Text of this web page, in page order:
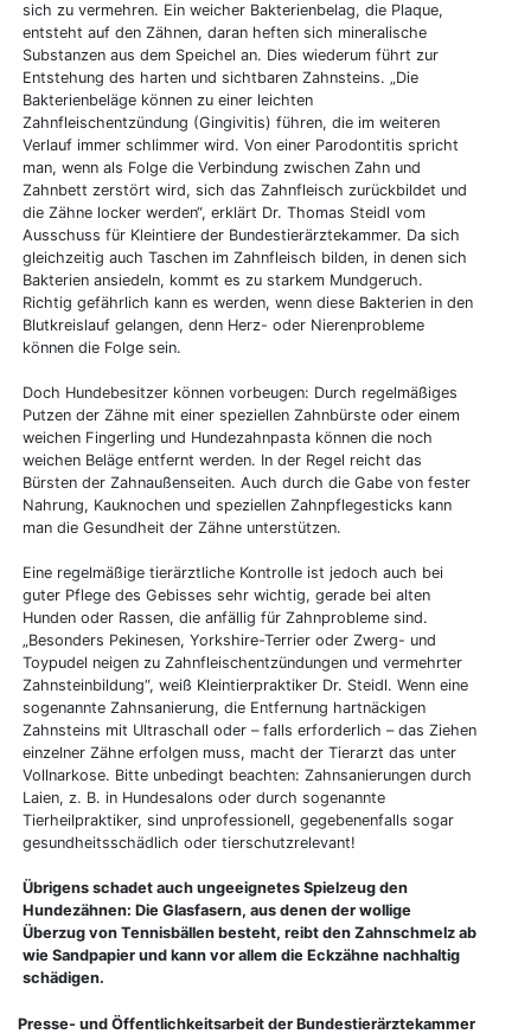
sich zu vermehren. Ein weicher Bakterienbelag, die Plaque,
entsteht auf den Zähnen, daran heften sich mineralische
Substanzen aus dem Speichel an. Dies wiederum führt zur
Entstehung des harten und sichtbaren Zahnsteins. „Die
Bakterienbeläge können zu einer leichten
Zahnfleischentzündung (Gingivitis) führen, die im weiteren
Verlauf immer schlimmer wird. Von einer Parodontitis spricht
man, wenn als Folge die Verbindung zwischen Zahn und
Zahnbett zerstört wird, sich das Zahnfleisch zurückbildet und
die Zähne locker werden“, erklärt Dr. Thomas Steidl vom
Ausschuss für Kleintiere der Bundestierärztekammer. Da sich
gleichzeitig auch Taschen im Zahnfleisch bilden, in denen sich
Bakterien ansiedeln, kommt es zu starkem Mundgeruch.
Richtig gefährlich kann es werden, wenn diese Bakterien in den
Blutkreislauf gelangen, denn Herz- oder Nierenprobleme
können die Folge sein.
Doch Hundebesitzer können vorbeugen: Durch regelmäßiges
Putzen der Zähne mit einer speziellen Zahnbürste oder einem
weichen Fingerling und Hundezahnpasta können die noch
weichen Beläge entfernt werden. In der Regel reicht das
Bürsten der Zahnaußenseiten. Auch durch die Gabe von fester
Nahrung, Kauknochen und speziellen Zahnpflegesticks kann
man die Gesundheit der Zähne unterstützen.
Eine regelmäßige tierärztliche Kontrolle ist jedoch auch bei
guter Pflege des Gebisses sehr wichtig, gerade bei alten
Hunden oder Rassen, die anfällig für Zahnprobleme sind.
„Besonders Pekinesen, Yorkshire-Terrier oder Zwerg- und
Toypudel neigen zu Zahnfleischentzündungen und vermehrter
Zahnsteinbildung“, weiß Kleintierpraktiker Dr. Steidl. Wenn eine
sogenannte Zahnsanierung, die Entfernung hartnäckigen
Zahnsteins mit Ultraschall oder – falls erforderlich – das Ziehen
einzelner Zähne erfolgen muss, macht der Tierarzt das unter
Vollnarkose. Bitte unbedingt beachten: Zahnsanierungen durch
Laien, z. B. in Hundesalons oder durch sogenannte
Tierheilpraktiker, sind unprofessionell, gegebenenfalls sogar
gesundheitsschädlich oder tierschutzrelevant!
Übrigens schadet auch ungeeignetes Spielzeug den
Hundezähnen: Die Glasfasern, aus denen der wollige
Überzug von Tennisbällen besteht, reibt den Zahnschmelz ab
wie Sandpapier und kann vor allem die Eckzähne nachhaltig
schädigen.
Presse- und Öffentlichkeitsarbeit der Bundestierärztekammer